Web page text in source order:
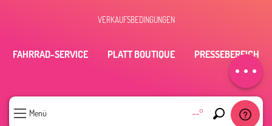
Menü --°
Per E-Mail
kontaktieren
VERKAUFSBEDINGUNGEN
FAHRRAD-SERVICE PLATT BOUTIQUE PRESSEBEREICH